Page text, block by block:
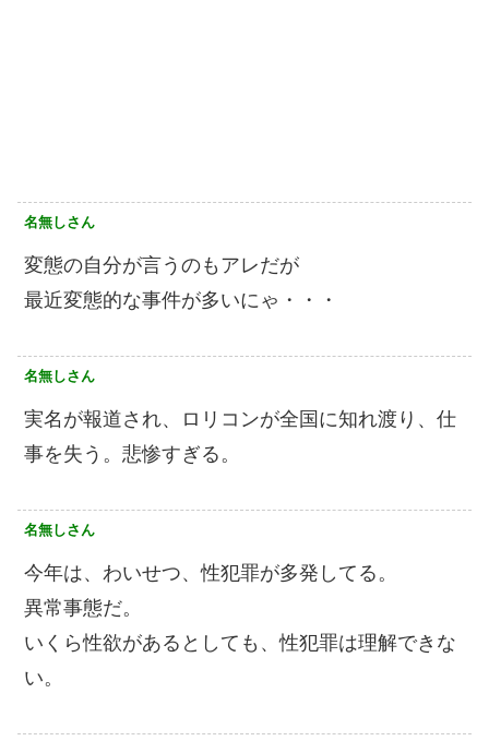
名無しさん
変態の自分が言うのもアレだが
最近変態的な事件が多いにゃ・・・
名無しさん
実名が報道され、ロリコンが全国に知れ渡り、仕
事を失う。悲惨すぎる。
名無しさん
今年は、わいせつ、性犯罪が多発してる。
異常事態だ。
いくら性欲があるとしても、性犯罪は理解できな
い。